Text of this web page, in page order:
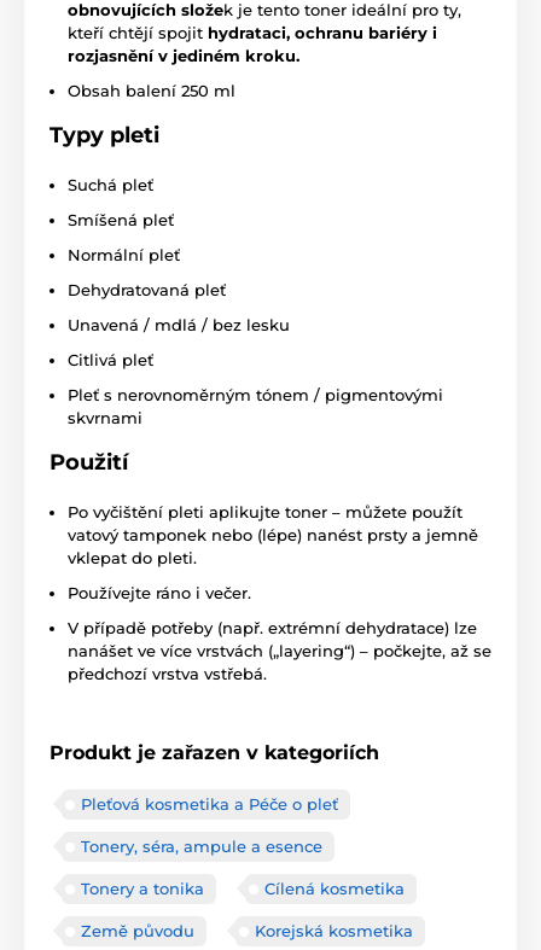
obnovujících složek je tento toner ideální pro ty,
kteří chtějí spojit hydrataci, ochranu bariéry i
rozjasnění v jediném kroku.
Obsah balení 250 ml
Typy pleti
Suchá pleť
Smíšená pleť
Normální pleť
Dehydratovaná pleť
Unavená / mdlá / bez lesku
Citlivá pleť
Pleť s nerovnoměrným tónem / pigmentovými
skvrnami
Použití
Po vyčištění pleti aplikujte toner – můžete použít
vatový tamponek nebo (lépe) nanést prsty a jemně
vklepat do pleti.
Používejte ráno i večer.
V případě potřeby (např. extrémní dehydratace) lze
nanášet ve více vrstvách („layering“) – počkejte, až se
předchozí vrstva vstřebá.
Produkt je zařazen v kategoriích
Pleťová kosmetika a Péče o pleť
Tonery, séra, ampule a esence
Tonery a tonika Cílená kosmetika
Země původu Korejská kosmetika